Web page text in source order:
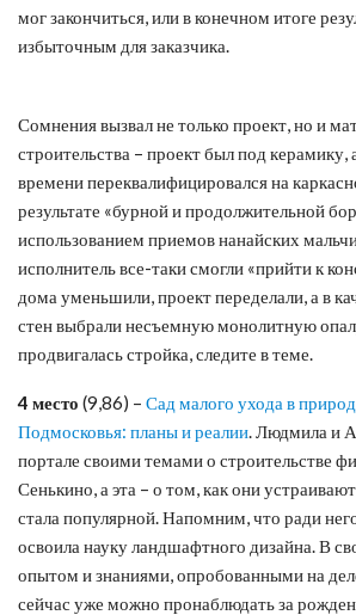
мог закончиться, или в конечном итоге
избыточным для заказчика.
Сомнения вызвал не только проект, но и
строительства – проект был под
времени переквалифицировался на
результате «бурной и продолжительной
использованием приемов нанайских
исполнитель все-таки смогли «прийти к
дома уменьшили, проект переделали, а в
стен выбрали несъемную монолитную
продвигалась стройка, следите в теме.
4 место (9,86) – Сад малого ухода в
Подмосковья: планы и реалии. Людмила и
портале своими темами о строительстве
Сенькино, а эта – о том, как они
стала популярной. Напомним, что ради
освоила науку ландшафтного дизайна. В
опытом и знаниями, опробованными на
сейчас уже можно пронаблюдать за